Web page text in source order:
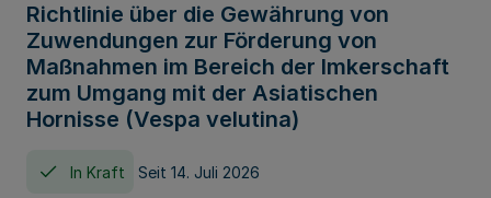
Richtlinie über die Gewährung von
Zuwendungen zur Förderung von
Maßnahmen im Bereich der Imkerschaft
zum Umgang mit der Asiatischen
Hornisse (Vespa velutina)
In Kraft Seit 14. Juli 2026